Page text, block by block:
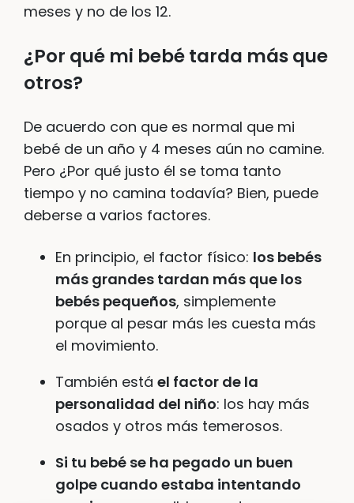
meses y no de los 12.
¿Por qué mi bebé tarda más que
otros?
De acuerdo con que es normal que mi
bebé de un año y 4 meses aún no camine.
Pero ¿Por qué justo él se toma tanto
tiempo y no camina todavía? Bien, puede
deberse a varios factores.
En principio, el factor físico: los bebés
más grandes tardan más que los
bebés pequeños, simplemente
porque al pesar más les cuesta más
el movimiento.
También está el factor de la
personalidad del niño: los hay más
osados y otros más temerosos.
Si tu bebé se ha pegado un buen
golpe cuando estaba intentando